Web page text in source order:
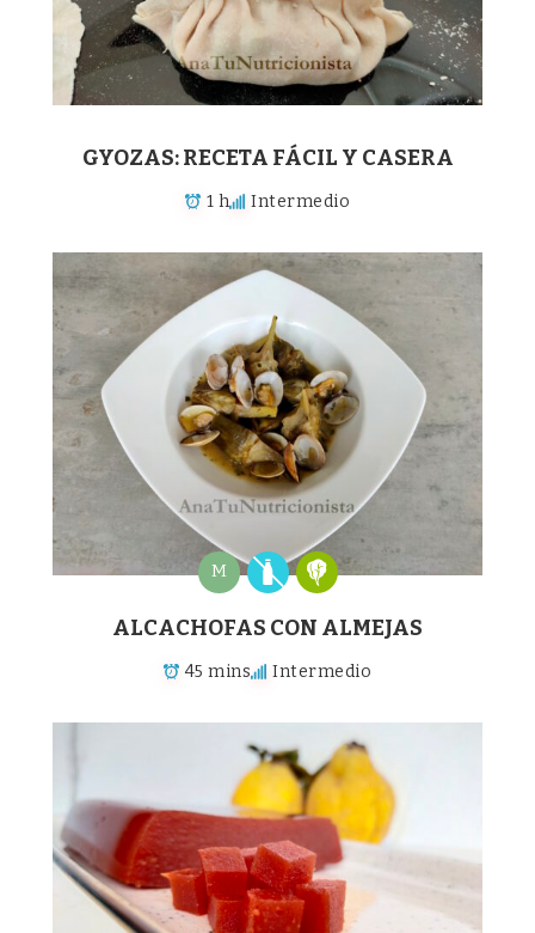
GYOZAS: RECETA FÁCIL Y CASERA
1 h Intermedio
M
ALCACHOFAS CON ALMEJAS
45 mins Intermedio